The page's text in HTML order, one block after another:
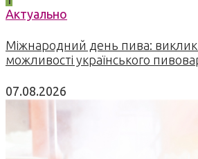
Актуально
Міжнародний день пива:
можливості українського
07.08.2026